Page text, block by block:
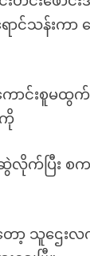
ာင်သန်းကာ
ာင်းစူမထွ
ကို
ဆွဲလိုက်ပြီး စ
ာ့ သူဌေးလ